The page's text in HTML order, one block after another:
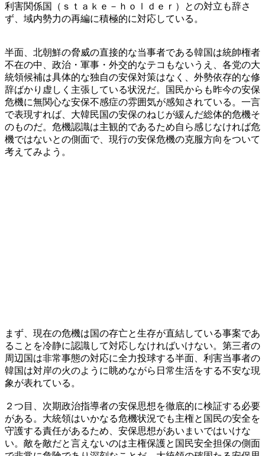
利害関係国（ｓｔａｋｅ－ｈｏｌｄｅｒ）との対立も辞さ
ず、域内勢力の再編に積極的に対応している。
半面、北朝鮮の脅威の直接的な当事者である韓国は統帥権者
不在の中、政治・軍事・外交的なテコもないうえ、各党の大
統領候補は具体的な独自の安保対策はなく、外勢依存的な修
辞ばかり虚しく主張している状況だ。国民からも昨今の安保
危機に無関心な安保不感症の雰囲気が感知されている。一言
で表現すれば、大韓民国の安保のねじが緩んだ総体的危機そ
のものだ。危機認識は主観的であるため自ら感じなければ危
機ではないとの側面で、現行の安保危機の克服方向をついて
考えてみよう。
まず、現在の危機は国の存亡と生存が直結している事案であ
ることを冷静に認識して対応しなければいけない。第三者の
周辺国は非常事態の対応に全力投球する半面、利害当事者の
韓国は対岸の火のように眺めながら日常生活をする不安な現
象が表れている。
２つ目、次期政治指導者の安保思想を徹底的に検証する必要
がある。大統領はいかなる危機状況でも主権と国民の安全を
守護する責任があるため、安保思想があいまいではいけな
い。敵を敵だと言えないのは主権保護と国民安全担保の側面